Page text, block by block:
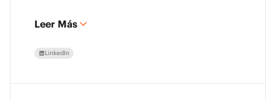
utilizando las plataformas de Veeam. VMCA (2024) y
VMCE (2024)
Leer Más
LinkedIn